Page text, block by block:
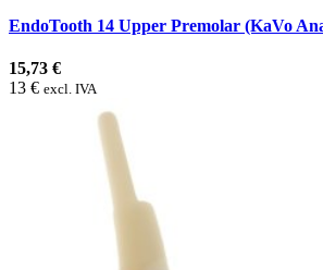
EndoTooth 14 Upper Premolar (KaVo
15,73 €
13 € excl. IVA